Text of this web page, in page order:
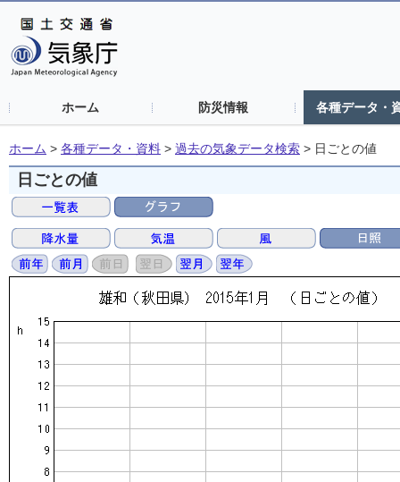
ホーム 防災情報 各種データ・
ホーム > 各種データ・資料 > 過去の気象データ検索 > 日ごとの値
日ごとの値